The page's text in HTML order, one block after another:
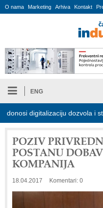
O nama Marketing Arhiva Kontakt
ENG
digitalizaciju dozvola i strožu
POZIV
POSTANU
KOMPANIJA
18.04.2017 Komentari: 0